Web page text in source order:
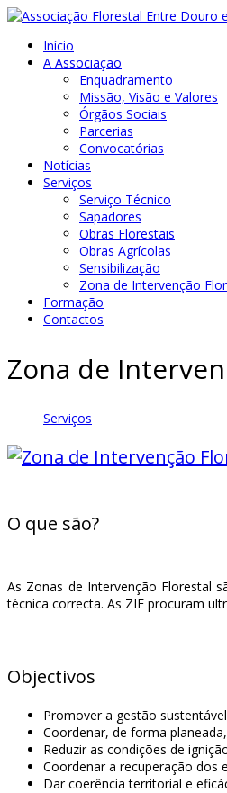
Início
A Associação
Enquadramento
Missão, Visão e Valores
Órgãos Sociais
Parcerias
Convocatórias
Notícias
Serviços
Serviço Técnico
Sapadores
Obras Florestais
Obras Agrícolas
Sensibilização
Zona de Intervenção
Formação
Contactos
Zona de
Serviços
O que são?
As Zonas de Intervenção Florestal
técnica correcta. As ZIF procuram
Objectivos
Promover a gestão
Coordenar, de forma
Reduzir as condições de
Coordenar a recuperação dos
Dar coerência territorial e